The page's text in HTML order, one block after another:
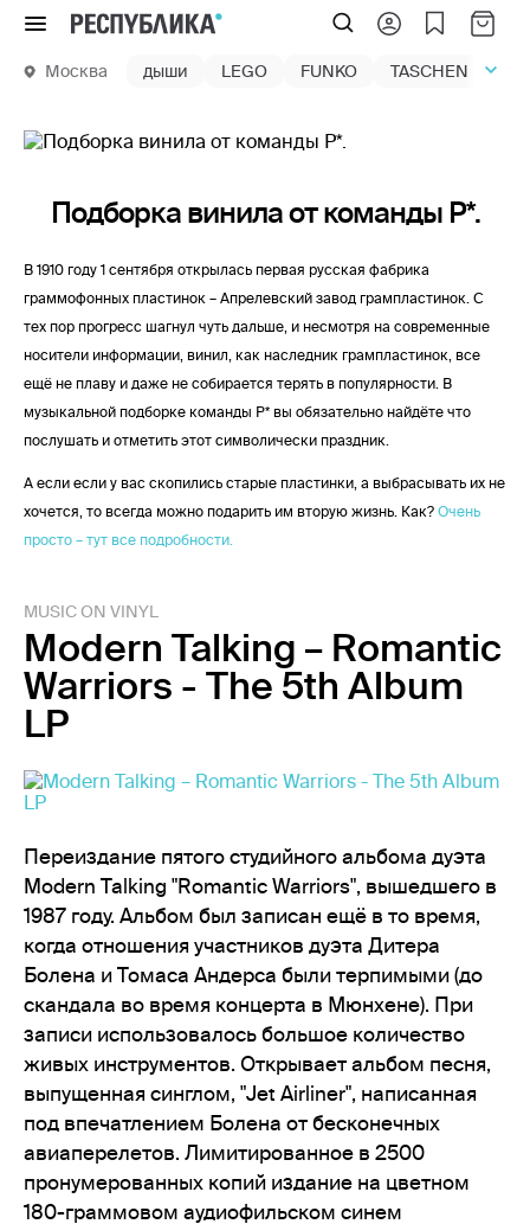
Меню
Москва дыши LEGO FUNKO TASCHEN
Подборка винила от команды Р*.
В 1910 году 1 сентября открылась первая русская фабрика
граммофонных пластинок – Апрелевский завод грампластинок. С
тех пор прогресс шагнул чуть дальше, и несмотря на современные
носители информации, винил, как наследник грампластинок, все
ещё не плаву и даже не собирается терять в популярности. В
музыкальной подборке команды Р* вы обязательно найдёте что
послушать и отметить этот символически праздник.
А если если у вас скопились старые пластинки, а выбрасывать их не
хочется, то всегда можно подарить им вторую жизнь. Как? Очень
просто – тут все подробности.
MUSIC ON VINYL
Modern Talking – Romantic
Warriors - The 5th Album
LP
Переиздание пятого студийного альбома дуэта
Modern Talking "Romantic Warriors", вышедшего в
1987 году. Альбом был записан ещё в то время,
когда отношения участников дуэта Дитера
Болена и Томаса Андерса были терпимыми (до
скандала во время концерта в Мюнхене). При
записи использовалось большое количество
живых инструментов. Открывает альбом песня,
выпущенная синглом, "Jet Airliner", написанная
под впечатлением Болена от бесконечных
авиаперелетов. Лимитированное в 2500
пронумерованных копий издание на цветном
180-граммовом аудиофильском синем